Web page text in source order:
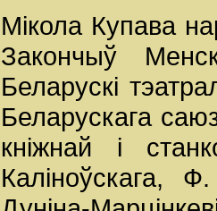
Мікола Купава
Закончыў
Беларускі
Беларускага
кніжнай і
Каліноўскага,